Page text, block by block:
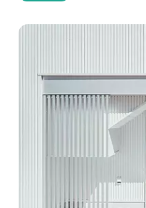
っている・・そんな気